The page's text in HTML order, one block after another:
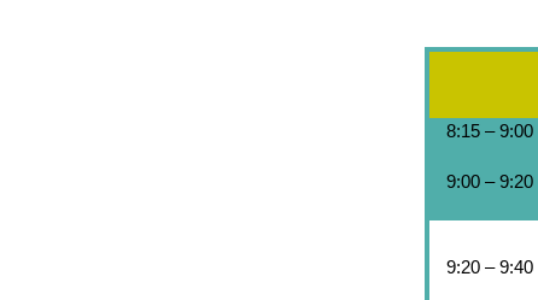
8:15 – 9:00
9:00 – 9:20
9:20 – 9:40